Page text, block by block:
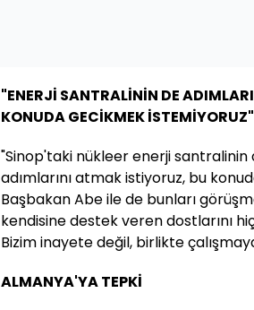
"ENERJİ SANTRALİNİN DE
KONUDA GECİKMEK İSTEMİYORUZ"
"Sinop'taki nükleer enerji santralinin
adımlarını atmak istiyoruz, bu
Başbakan Abe ile de bunları
kendisine destek veren dostlarını
Bizim inayete değil, birlikte
ALMANYA'YA TEPKİ